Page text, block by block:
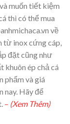
muốn tiết kiệm
thì có thể mua
về
từ inox cứng cáp,
đặt cũng như
khuôn ép chả cá
phẩm và giá
nay. Hãy để
– (Xem Thêm)